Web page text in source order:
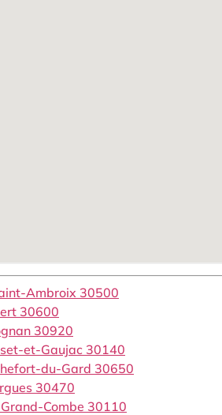
Ambroix 30500
30600
30920
et-Gaujac 30140
du-Gard 30650
30470
Combe 30110